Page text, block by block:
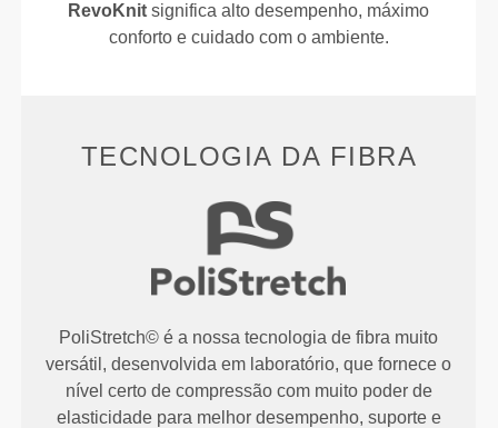
RevoKnit significa alto desempenho, máximo
conforto e cuidado com o ambiente.
TECNOLOGIA DA FIBRA
PoliStretch© é a nossa tecnologia de fibra muito
versátil, desenvolvida em laboratório, que fornece o
nível certo de compressão com muito poder de
elasticidade para melhor desempenho, suporte e